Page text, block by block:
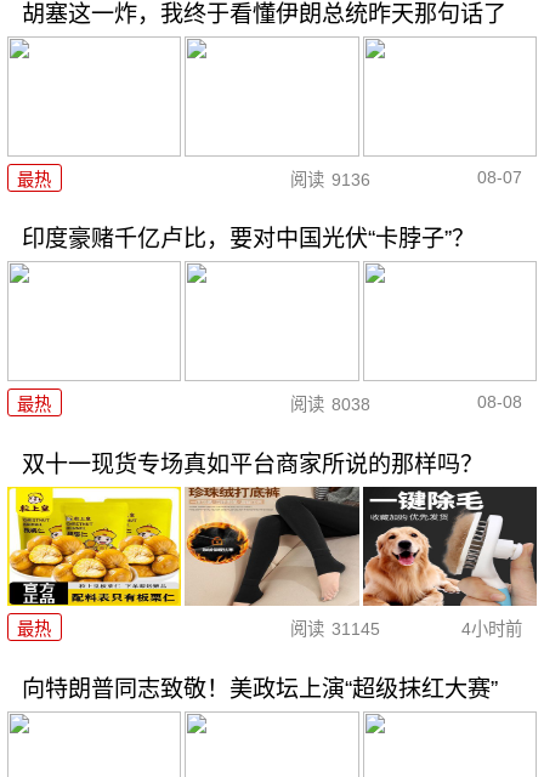
胡塞这一炸，我终于看懂伊朗总统昨天那句话了
最热 阅读 9136 08-07
印度豪赌千亿卢比，要对中国光伏“卡脖子”？
最热 阅读 8038 08-08
双十一现货专场真如平台商家所说的那样吗？
最热 阅读 31145 4小时前
向特朗普同志致敬！美政坛上演“超级抹红大赛”